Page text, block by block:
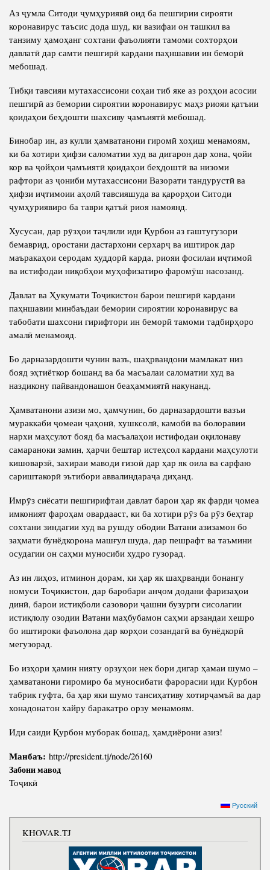
Аз ҷумла Ситоди ҷумҳуриявӣ оид ба пешгирии сирояти
коронавирус таъсис дода шуд, ки вазифаи он ташкил ва
танзиму ҳамоҳанг сохтани фаъолияти тамоми сохторҳои
давлатӣ дар самти пешгирӣ кардани паҳншавии ин беморӣ
мебошад.
Тибқи тавсияи мутахассисони соҳаи тиб яке аз роҳҳои асосии
пешгирӣ аз бемории сироятии коронавирус маҳз риояи қатъии
қоидаҳои беҳдошти шахсиву ҷамъиятӣ мебошад.
Бинобар ин, аз кулли ҳамватанони гиромӣ хоҳиш менамоям,
ки ба хотири ҳифзи саломатии худ ва дигарон дар хона, ҷойи
кор ва ҷойҳои ҷамъиятӣ қоидаҳои беҳдоштӣ ва низоми
рафтори аз ҷониби мутахассисони Вазорати тандурустӣ ва
ҳифзи иҷтимоии аҳолӣ тавсияшуда ва қарорҳои Ситоди
ҷумҳуриявиро ба таври қатъӣ риоя намоянд.
Хусусан, дар рӯзҳои таҷлили иди Қурбон аз гаштугузори
бемаврид, оростани дастархони серхарҷ ва иштирок дар
маъракаҳои серодам худдорӣ карда, риояи фосилаи иҷтимоӣ
ва истифодаи ниқобҳои муҳофизатиро фаромӯш насозанд.
Давлат ва Ҳукумати Тоҷикистон барои пешгирӣ кардани
паҳншавии минбаъдаи бемории сироятии коронавирус ва
табобати шахсони гирифтори ин беморӣ тамоми тадбирҳоро
амалӣ менамояд.
Бо дарназардошти чунин вазъ, шаҳрвандони мамлакат низ
бояд эҳтиёткор бошанд ва ба масъалаи саломатии худ ва
наздикону пайвандонашон беаҳаммиятӣ накунанд.
Ҳамватанони азизи мо, ҳамчунин, бо дарназардошти вазъи
мураккаби ҷомеаи ҷаҳонӣ, хушксолӣ, камобӣ ва болоравии
нархи маҳсулот бояд ба масъалаҳои истифодаи оқилонаву
самараноки замин, ҳарчи бештар истеҳсол кардани маҳсулоти
кишоварзӣ, захираи маводи ғизоӣ дар ҳар як оила ва сарфаю
сариштакорӣ эътибори аввалиндараҷа диҳанд.
Имрӯз сиёсати пешгирифтаи давлат барои ҳар як фарди ҷомеа
имконият фароҳам овардааст, ки ба хотири рӯз ба рӯз беҳтар
сохтани зиндагии худ ва рушду ободии Ватани азизамон бо
заҳмати бунёдкорона машғул шуда, дар пешрафт ва таъмини
осудагии он саҳми муносиби худро гузорад.
Аз ин лиҳоз, итминон дорам, ки ҳар як шаҳрванди бонангу
номуси Тоҷикистон, дар баробари анҷом додани фаризаҳои
динӣ, барои истиқболи сазовори ҷашни бузурги сисолагии
истиқлолу озодии Ватани маҳбубамон саҳми арзандаи хешро
бо иштироки фаъолона дар корҳои созандагӣ ва бунёдкорӣ
мегузорад.
Бо изҳори ҳамин нияту орзуҳои нек бори дигар ҳамаи шумо –
ҳамватанони гиромиро ба муносибати фарорасии иди Қурбон
табрик гуфта, ба ҳар яки шумо тансиҳативу хотирҷамъӣ ва дар
хонадонатон хайру баракатро орзу менамоям.
Иди саиди Қурбон муборак бошад, ҳамдиёрони азиз!
Манбаъ: http://president.tj/node/26160
Забони мавод
Тоҷикӣ
Русский
KHOVAR.TJ